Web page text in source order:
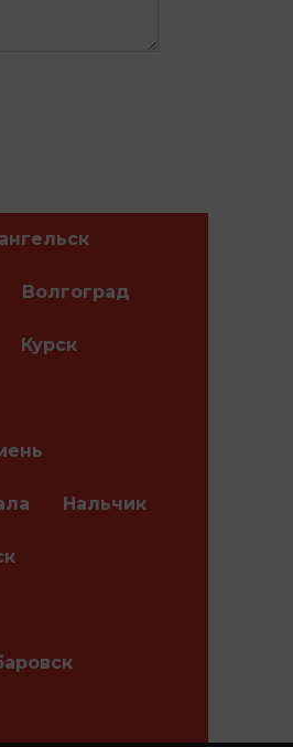
Волгоград
Курск
Нальчик